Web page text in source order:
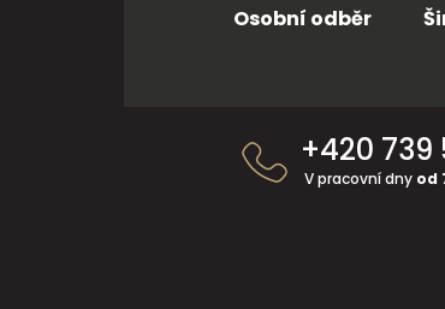
Osobní odběr
+420 739
V pracovní dny od